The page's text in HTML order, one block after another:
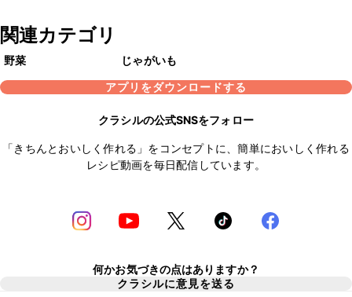
関連カテゴリ
野菜
じゃがいも
アプリをダウンロードする
クラシルの公式SNSをフォロー
「きちんとおいしく作れる」をコンセプトに、簡単においしく作れる
レシピ動画を毎日配信しています。
何かお気づきの点はありますか？
クラシルに意見を送る